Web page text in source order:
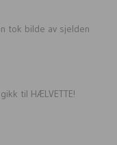
tok bilde av sjelden
til HÆLVETTE!